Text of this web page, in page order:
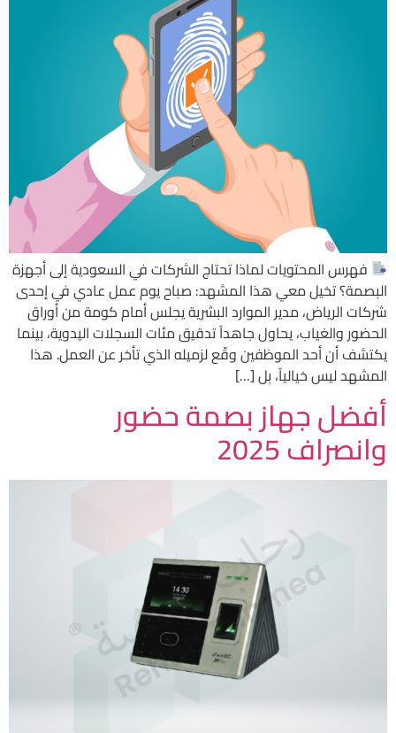
فهرس المحتويات لماذا تحتاج الشركات في السعودية إلى أجهزة
البصمة؟ تخيل معي هذا المشهد: صباح يوم عمل عادي في إحدى
شركات الرياض، مدير الموارد البشرية يجلس أمام كومة من أوراق
الحضور والغياب، يحاول جاهداً تدقيق مئات السجلات اليدوية، بينما
يكتشف أن أحد الموظفين وقّع لزميله الذي تأخر عن العمل. هذا
المشهد ليس خيالياً، بل […]
أفضل جهاز بصمة حضور
وانصراف 2025